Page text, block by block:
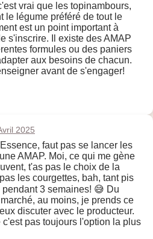
vrai que les topinambours,
le légume préféré de tout le
est un point important à
s'inscrire. Il existe des AMAP
formules ou des paniers
aux besoins de chacun.
avant de s'engager!
2025
faut pas se lancer les
AMAP. Moi, ce qui me gène
t'as pas le choix de la
les courgettes, bah, tant pis
3 semaines! 😅 Du
au moins, je prends ce
discuter avec le producteur.
c'est pas toujours l'option la plus